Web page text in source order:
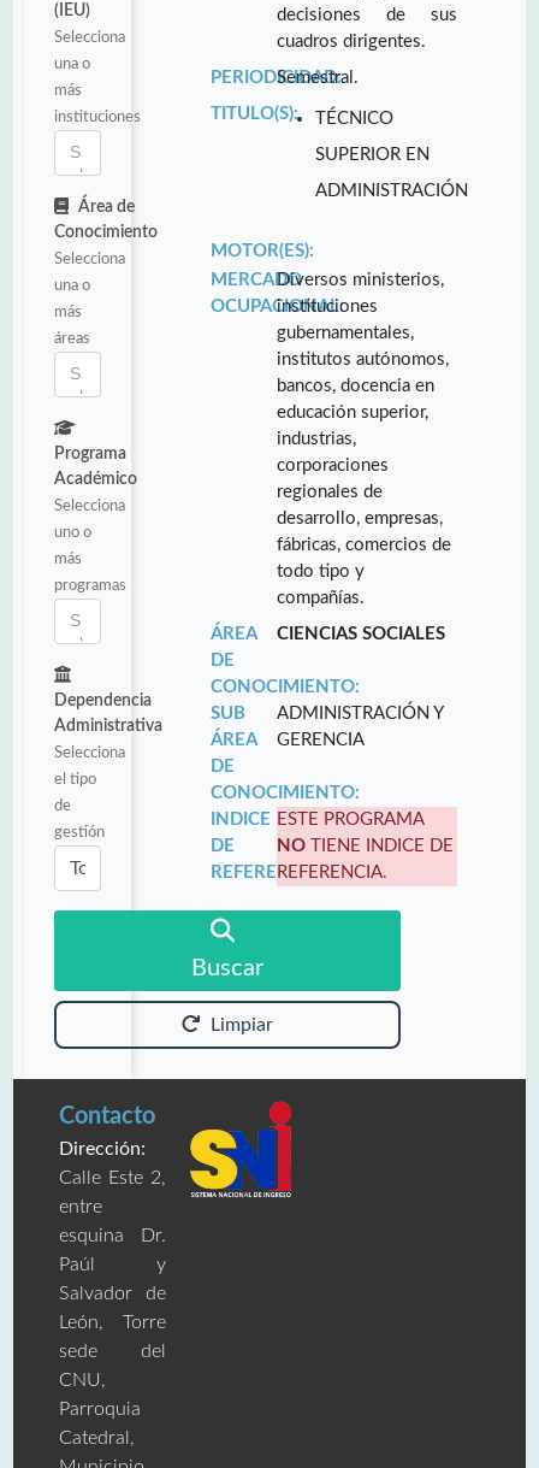
(IEU)
Selecciona
una o
más
instituciones
Área de
Conocimiento
Selecciona
una o
más
áreas
Programa
Académico
Selecciona
uno o
más
programas
Dependencia
Administrativa
Selecciona
el tipo
de
gestión
Buscar
Limpiar
decisiones de sus
cuadros dirigentes.
PERIODICIDAD:
Semestral.
TITULO(S):
TÉCNICO
SUPERIOR EN
ADMINISTRACIÓN
MOTOR(ES):
MERCADO
OCUPACIONAL:
Diversos ministerios,
instituciones
gubernamentales,
institutos autónomos,
bancos, docencia en
educación superior,
industrias,
corporaciones
regionales de
desarrollo, empresas,
fábricas, comercios de
todo tipo y
compañías.
ÁREA
DE
CONOCIMIENTO:
CIENCIAS SOCIALES
SUB
ÁREA
DE
CONOCIMIENTO:
ADMINISTRACIÓN Y
GERENCIA
INDICE
DE
REFERENCIA:
ESTE PROGRAMA
NO TIENE INDICE DE
REFERENCIA.
Contacto
Dirección:
Calle Este 2,
entre
esquina Dr.
Paúl y
Salvador de
León, Torre
sede del
CNU,
Parroquia
Catedral,